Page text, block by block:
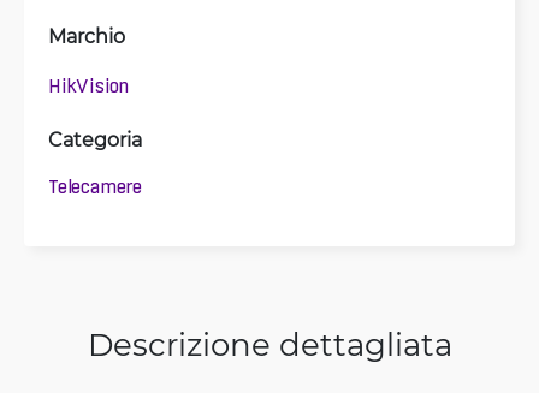
Marchio
HikVision
Categoria
Telecamere
Descrizione dettagliata